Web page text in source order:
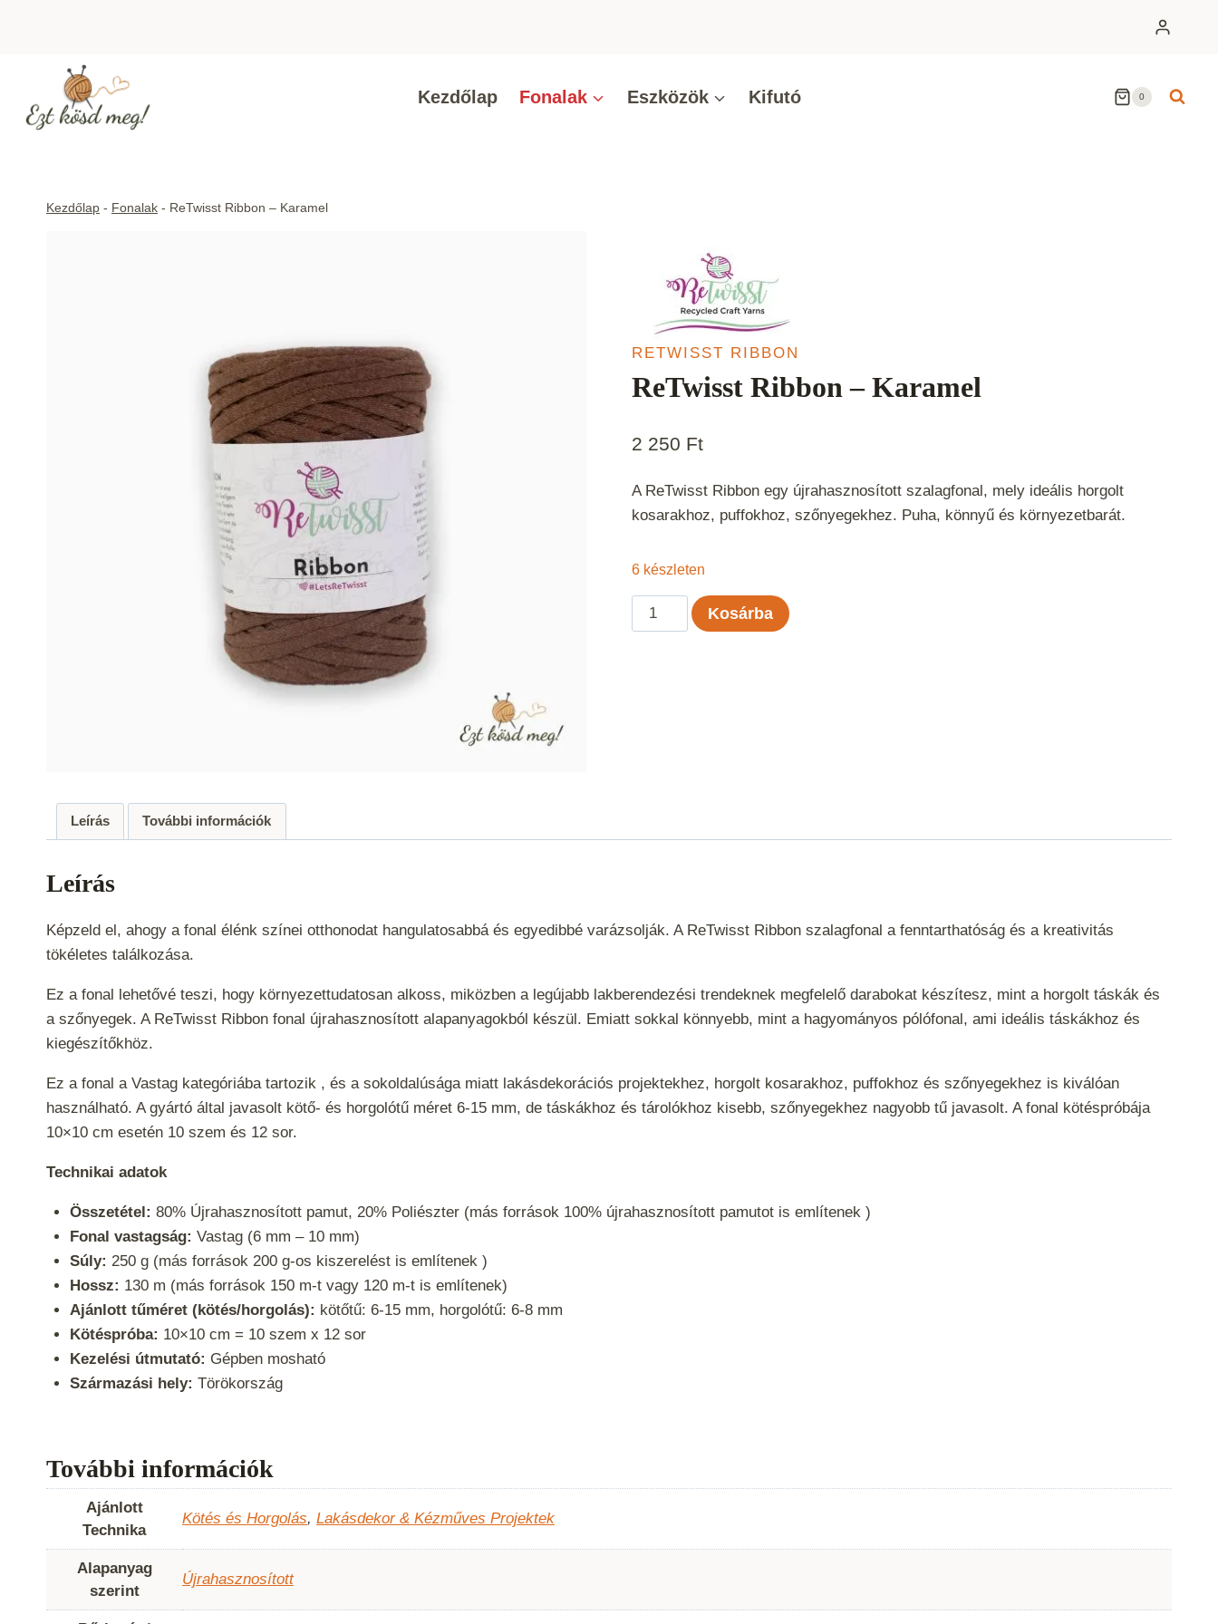
Kezdőlap Fonalak Eszközök Kifutó 0
Kezdőlap - Fonalak - ReTwisst Ribbon – Karamel
RETWISST RIBBON
ReTwisst Ribbon – Karamel
2 250 Ft
A ReTwisst Ribbon egy újrahasznosított szalagfonal, mely ideális horgolt
kosarakhoz, puffokhoz, szőnyegekhez. Puha, könnyű és környezetbarát.
6 készleten
ReTwisst
Ribbon
Kosárba
Leírás További információk
Leírás
Képzeld el, ahogy a fonal élénk színei otthonodat hangulatosabbá és egyedibbé varázsolják. A ReTwisst Ribbon szalagfonal a fenntarthatóság és a kreativitás
tökéletes találkozása.
Ez a fonal lehetővé teszi, hogy környezettudatosan alkoss, miközben a legújabb lakberendezési trendeknek megfelelő darabokat készítesz, mint a horgolt táskák és
a szőnyegek. A ReTwisst Ribbon fonal újrahasznosított alapanyagokból készül. Emiatt sokkal könnyebb, mint a hagyományos pólófonal, ami ideális táskákhoz és
kiegészítőkhöz.
Ez a fonal a Vastag kategóriába tartozik , és a sokoldalúsága miatt lakásdekorációs projektekhez, horgolt kosarakhoz, puffokhoz és szőnyegekhez is kiválóan
használható. A gyártó által javasolt kötő- és horgolótű méret 6-15 mm, de táskákhoz és tárolókhoz kisebb, szőnyegekhez nagyobb tű javasolt. A fonal kötéspróbája
10×10 cm esetén 10 szem és 12 sor.
Technikai adatok
Összetétel: 80% Újrahasznosított pamut, 20% Poliészter (más források 100% újrahasznosított pamutot is említenek )
Fonal vastagság: Vastag (6 mm – 10 mm)
Súly: 250 g (más források 200 g-os kiszerelést is említenek )
Hossz: 130 m (más források 150 m-t vagy 120 m-t is említenek)
Ajánlott tűméret (kötés/horgolás): kötőtű: 6-15 mm, horgolótű: 6-8 mm
Kötéspróba: 10×10 cm = 10 szem x 12 sor
Kezelési útmutató: Gépben mosható
Származási hely: Törökország
További információk
Ajánlott
Technika
Kötés és Horgolás, Lakásdekor & Kézműves Projektek
Alapanyag
szerint
Újrahasznosított